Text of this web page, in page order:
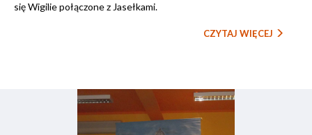
się Wigilie połączone z Jasełkami.
CZYTAJ WIĘCEJ